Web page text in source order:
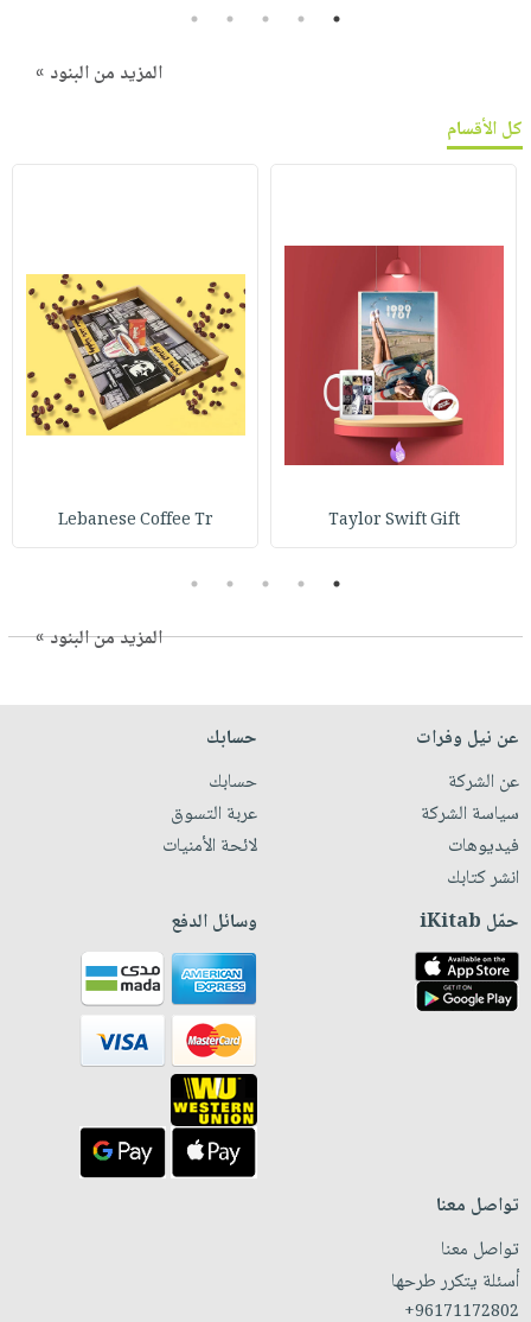
1
2
3
4
5
المزيد من البنود »
كل الأقسام
Taylor Swift Gift
Lebanese Coffee Tr
1
2
3
4
5
المزيد من البنود »
عن نيل وفرات
عن الشركة
سياسة الشركة
فيديوهات
انشر كتابك
حسابك
حسابك
عربة التسوق
لائحة الأمنيات
حمّل iKitab وسائل الدفع
تواصل معنا
تواصل معنا
أسئلة يتكرر طرحها
+96171172802